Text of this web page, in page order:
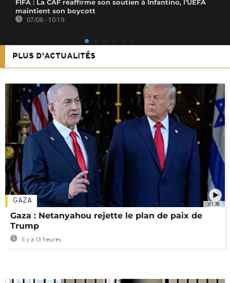
FIFA : La CAF réaffirme son soutien à Infantino, l’UEFA
maintient son boycott
07/08 - 10:19
PLUS D'ACTUALITÉS
01:38
GAZA
Gaza : Netanyahou rejette le plan de paix de
Trump
Il y a 13 heures